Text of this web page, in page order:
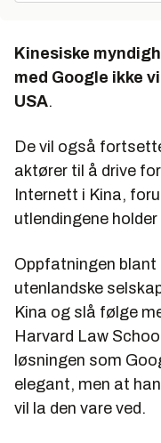
Kinesiske
med Google ikke
USA.
De vil også
aktører til å drive
Internett i Kina,
utlendingene
Oppfatningen
utenlandske
Kina og slå følge
Harvard Law
løsningen som
elegant, men at
vil la den vare ved.